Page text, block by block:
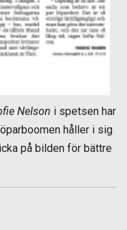
Nelson i spetsen har
håller i sig
på bilden för bättre